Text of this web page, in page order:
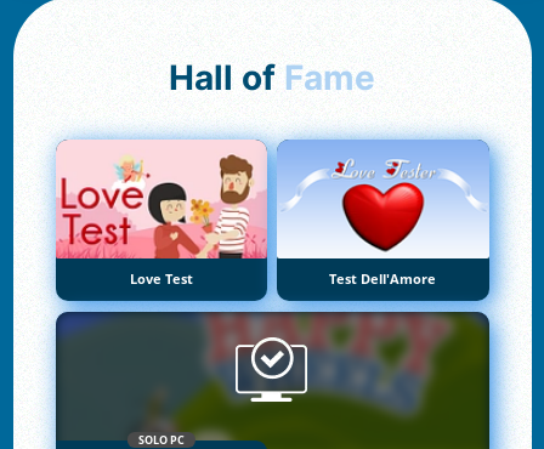
Hall of Fame
Love Test Test Dell'Amore
SOLO PC